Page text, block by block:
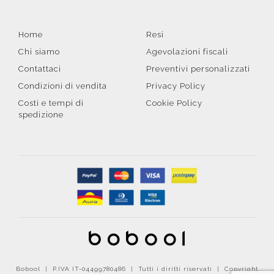
Home
Chi siamo
Contattaci
Condizioni di vendita
Costi e tempi di
spedizione
Resi
Agevolazioni fiscali
Preventivi personalizzati
Privacy Policy
Cookie Policy
Bobool | P.IVA IT-04499780486 | Tutti i diritti riservati | Copyright